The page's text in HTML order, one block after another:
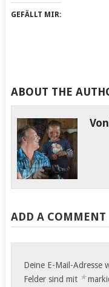
GEFÄLLT MIR:
ABOUT THE
ADD A COMMENT
Deine E-Mail-Adresse
Felder sind mit *